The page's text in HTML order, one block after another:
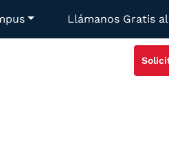
Llámanos Gratis al